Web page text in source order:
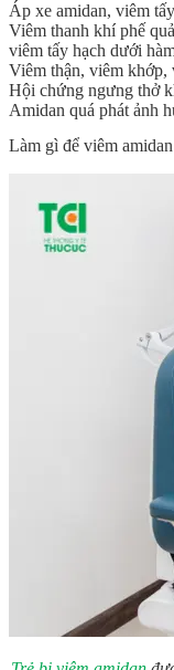
Áp xe amidan, viêm
Viêm thanh khí phế
viêm tấy hạch dưới
Viêm thận, viêm khớp,
Hội chứng ngưng thở
Amidan quá phát ảnh
Làm gì để viêm